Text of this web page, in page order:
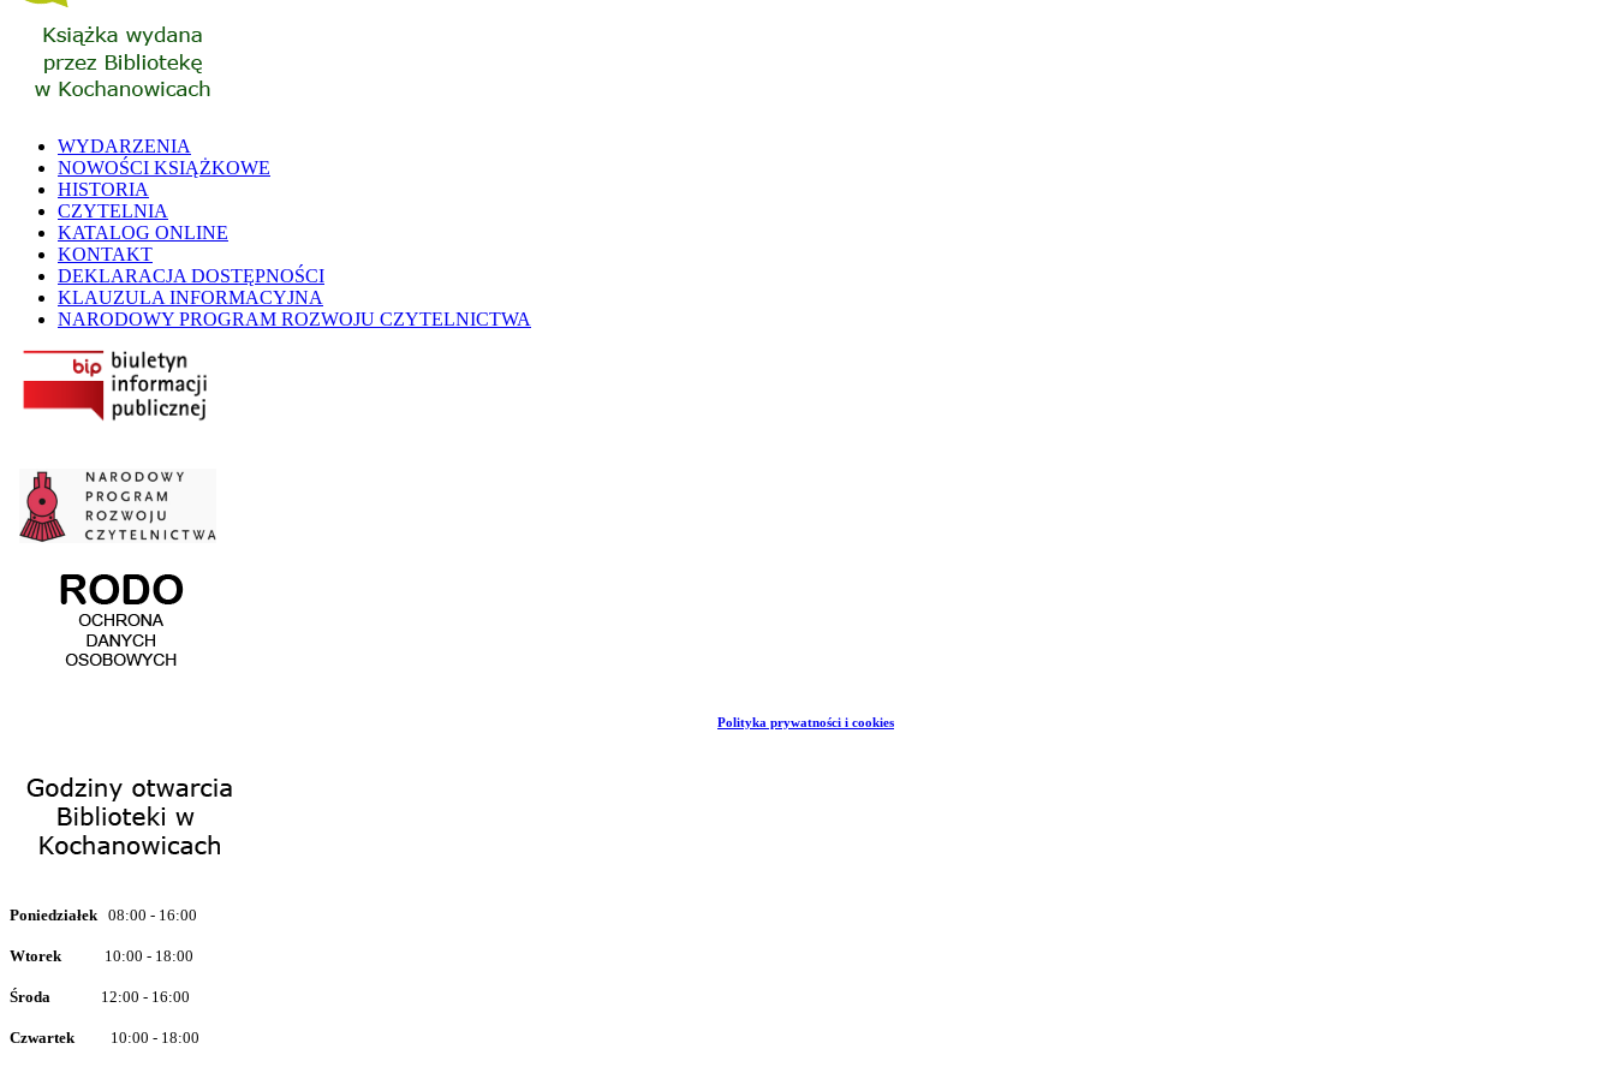
WYDARZENIA
NOWOŚCI KSIĄŻKOWE
HISTORIA
CZYTELNIA
KATALOG ONLINE
KONTAKT
DEKLARACJA DOSTĘPNOŚCI
KLAUZULA INFORMACYJNA
NARODOWY PROGRAM ROZWOJU CZYTELNICTWA
Polityka prywatności i cookies
Poniedziałek 08:00 - 16:00
Wtorek 10:00 - 18:00
Środa 12:00 - 16:00
Czwartek 10:00 - 18:00